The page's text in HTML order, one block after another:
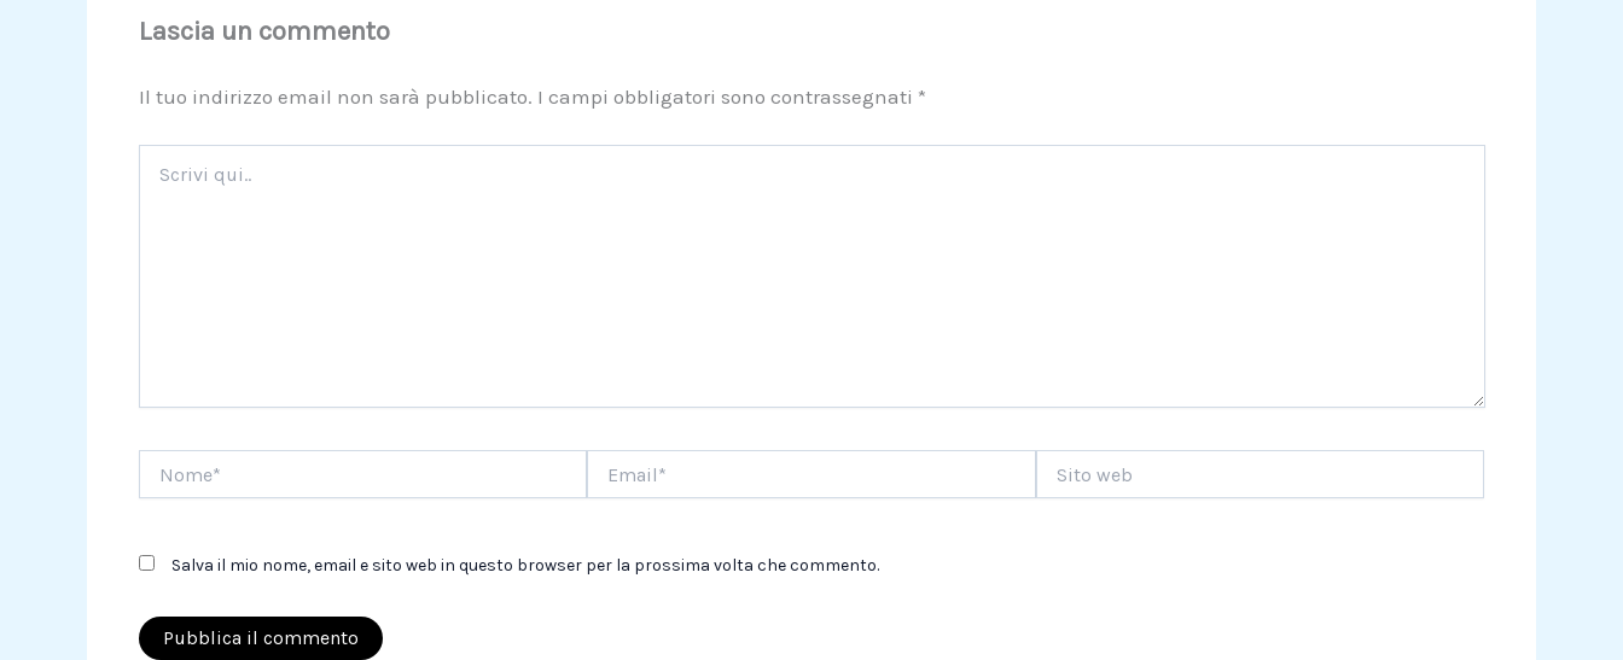
Lascia un commento
Il tuo indirizzo email non sarà pubblicato. I campi obbligatori sono contrassegnati *
qui..
web
Salva il mio nome, email e sito web in questo browser per la prossima volta che commento.